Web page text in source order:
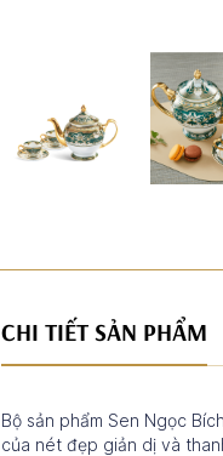
CHI TIẾT SẢN PHẨM
Bộ sản phẩm Sen Ngọc
của nét đẹp giản dị và